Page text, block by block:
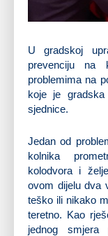
U gradskoj
prevenciju na
problemima na
koje je
sjednice.
Jedan od
kolnika
kolodvora i
ovom dijelu dva
teško ili nikako
teretno. Kao
jednog